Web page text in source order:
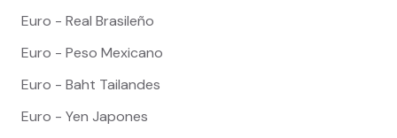
Euro - Real Brasileño
Euro - Peso Mexicano
Euro - Baht Tailandes
Euro - Yen Japones